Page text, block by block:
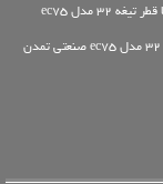
چرخ گوشت الکتروکار طرح امگا قطر تیغه 32 مدل ec75
چرخ گوشت الکتروکار طرح امگا قطر تیغه 32 مدل ec75 صنعتی تمدن